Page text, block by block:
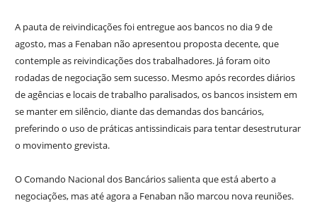
A pauta de reivindicações foi entregue aos bancos no dia 9 de
agosto, mas a Fenaban não apresentou proposta decente, que
contemple as reivindicações dos trabalhadores. Já foram oito
rodadas de negociação sem sucesso. Mesmo após recordes diários
de agências e locais de trabalho paralisados, os bancos insistem em
se manter em silêncio, diante das demandas dos bancários,
preferindo o uso de práticas antissindicais para tentar desestruturar
o movimento grevista.
O Comando Nacional dos Bancários salienta que está aberto a
negociações, mas até agora a Fenaban não marcou nova reuniões.